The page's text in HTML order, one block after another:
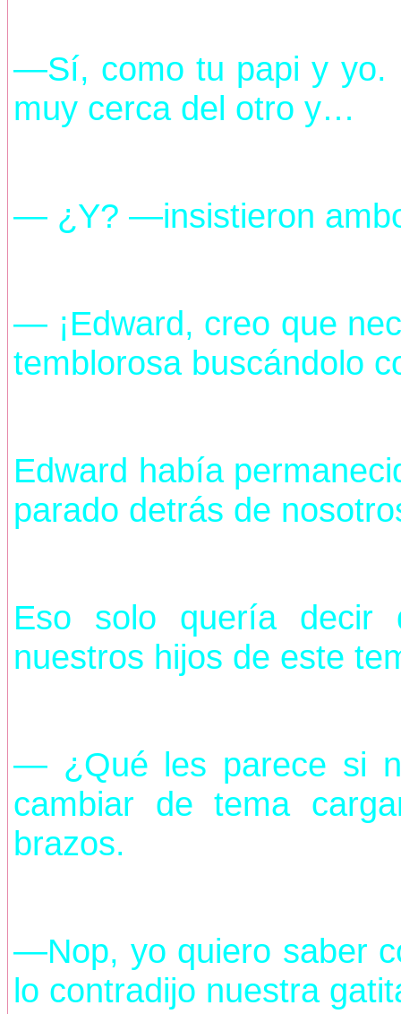
—Sí, como tu papi y yo.
muy cerca del otro y…
— ¿Y? —insistieron
— ¡Edward, creo que
temblorosa buscándolo
Edward había
parado detrás de
Eso solo quería
nuestros hijos de este
— ¿Qué les parece si
cambiar de tema
brazos.
—Nop, yo quiero saber
lo contradijo nuestra